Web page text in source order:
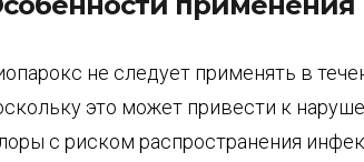
не следует применять в
это может привести к
с риском распространения